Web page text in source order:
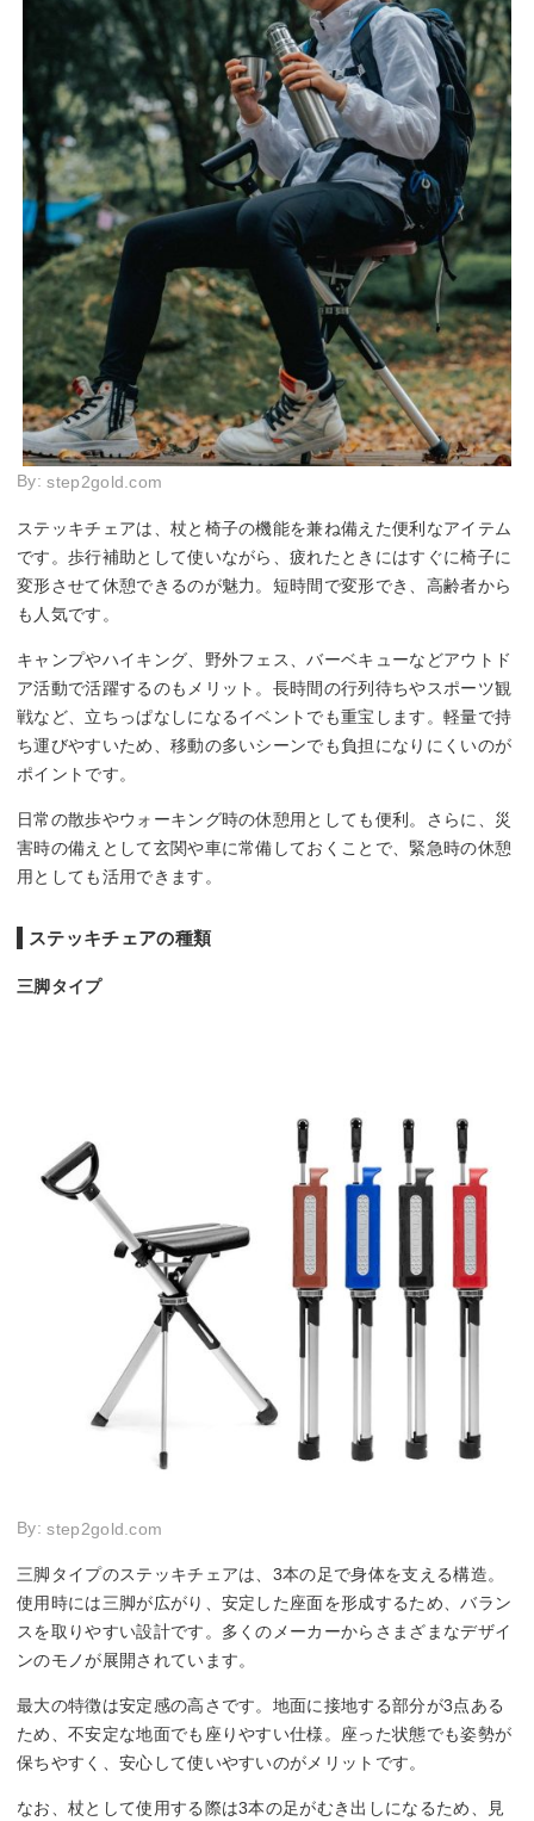
By:step2gold.com
ステッキチェアは、杖と椅子の機能を兼ね備えた便利なアイテム
です。歩行補助として使いながら、疲れたときにはすぐに椅子に
変形させて休憩できるのが魅力。短時間で変形でき、高齢者から
も人気です。
キャンプやハイキング、野外フェス、バーベキューなどアウトド
ア活動で活躍するのもメリット。長時間の行列待ちやスポーツ観
戦など、立ちっぱなしになるイベントでも重宝します。軽量で持
ち運びやすいため、移動の多いシーンでも負担になりにくいのが
ポイントです。
日常の散歩やウォーキング時の休憩用としても便利。さらに、災
害時の備えとして玄関や車に常備しておくことで、緊急時の休憩
用としても活用できます。
ステッキチェアの種類
三脚タイプ
By: step2gold.com
三脚タイプのステッキチェアは、3本の足で身体を支える構造。
使用時には三脚が広がり、安定した座面を形成するため、バラン
スを取りやすい設計です。多くのメーカーからさまざまなデザイ
ンのモノが展開されています。
最大の特徴は安定感の高さです。地面に接地する部分が3点ある
ため、不安定な地面でも座りやすい仕様。座った状態でも姿勢が
保ちやすく、安心して使いやすいのがメリットです。
なお、杖として使用する際は3本の足がむき出しになるため、見